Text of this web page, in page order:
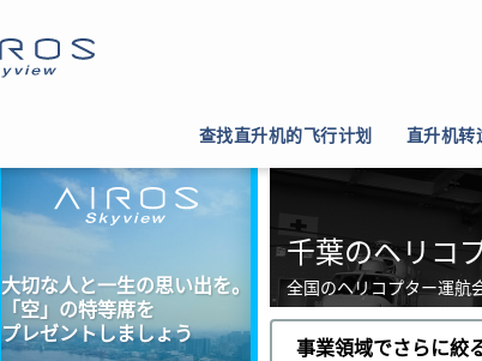
查找直升机的飞行计划 直升机转
大切な人と一生の思い出を。
「空」の特等席を
プレゼントしましょう
千葉のヘリコ
全国のヘリコプター運航
事業領域でさらに絞